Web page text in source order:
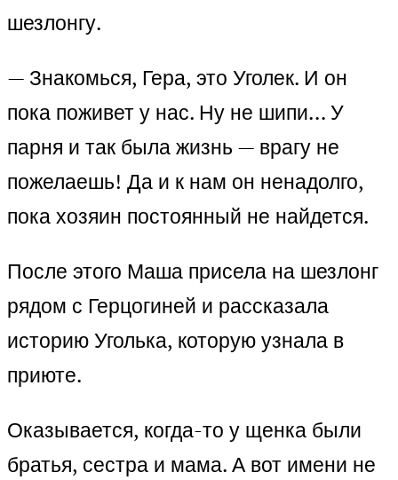
шезлонгу.
— Знакомься, Гера, это Уголек. И он
пока поживет у нас. Ну не шипи… У
парня и так была жизнь — врагу не
пожелаешь! Да и к нам он ненадолго,
пока хозяин постоянный не найдется.
После этого Маша присела на шезлонг
рядом с Герцогиней и рассказала
историю Уголька, которую узнала в
приюте.
Оказывается, когда-то у щенка были
братья, сестра и мама. А вот имени не